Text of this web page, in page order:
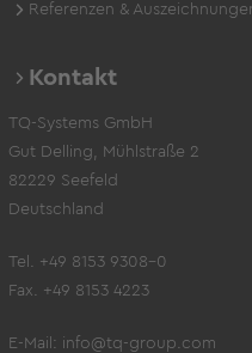
Referenzen &
Kontakt
TQ-Systems GmbH
Gut Delling, Mühlstraße 2
82229 Seefeld
Deutschland
Tel. +49 8153 9308-0
Fax. +49 8153 4223
E-Mail: info@tq-group.com